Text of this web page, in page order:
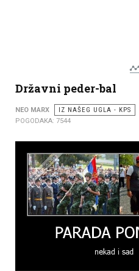
Državni peder-bal
NEO MARX IZ NAŠEG UGLA - KPS
POGODAKA: 7544